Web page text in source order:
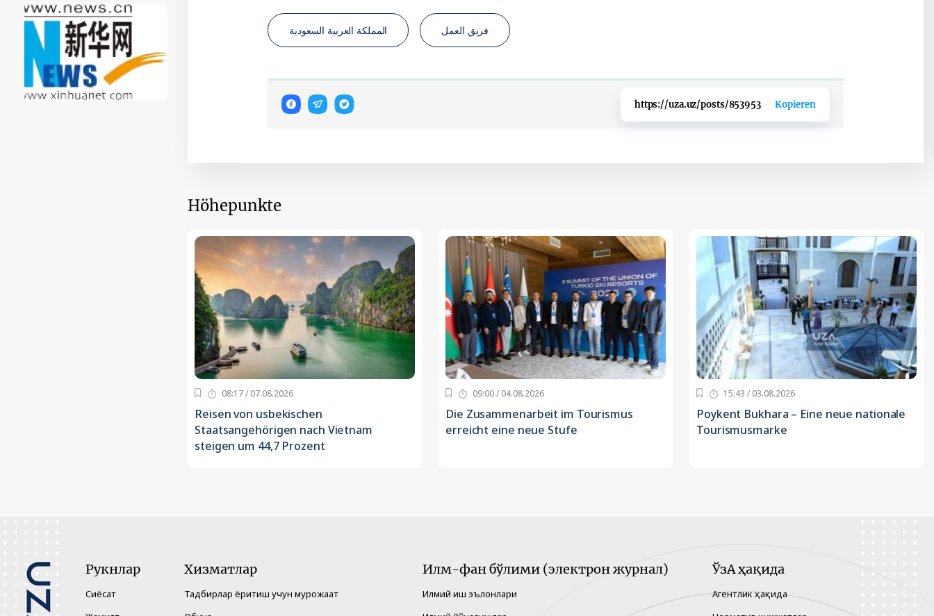
المملكة العربية السعودية فريق العمل
https://uza.uz/posts/853953 Kopieren
Höhepunkte
08:17 / 07.08.2026
Reisen von usbekischen
Staatsangehörigen nach Vietnam
steigen um 44,7 Prozent
09:00 / 04.08.2026
Die Zusammenarbeit im Tourismus
erreicht eine neue Stufe
15:43 / 03.08.2026
Poykent Bukhara – Eine neue nationale
Tourismusmarke
Рукнлар
Сиёсат
Хизматлар
Тадбирлар ёритиш учун мурожаат
Илм-фан бўлими (электрон журнал)
Илмий иш эълонлари
ЎзА ҳақида
Агентлик ҳақида